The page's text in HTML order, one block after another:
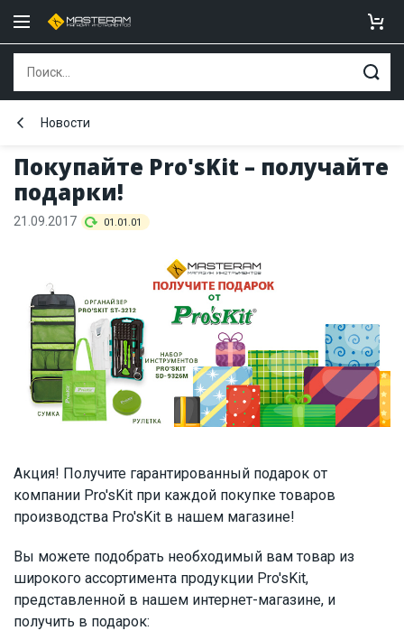
Покупайте Pro'sKit – получайте
подарки!
Новости
21.09.2017 01.01.01
Акция! Получите гарантированный подарок от
компании Pro'sKit при каждой покупке товаров
производства Pro'sKit в нашем магазине!
Вы можете подобрать необходимый вам товар из
широкого ассортимента продукции Pro'sKit,
представленной в нашем интернет-магазине, и
получить в подарок: